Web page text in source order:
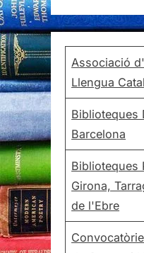
Associació
Llengua
Biblioteques
Barcelona
Biblioteques
Girona,
de l'Ebre